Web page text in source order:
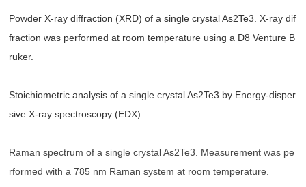
Powder X-ray diffraction (XRD) of a single crystal As2Te3. X-ray dif
fraction was performed at room temperature using a D8 Venture B
ruker.
Stoichiometric analysis of a single crystal As2Te3 by Energy-disper
sive X-ray spectroscopy (EDX).
Raman spectrum of a single crystal As2Te3. Measurement was pe
rformed with a 785 nm Raman system at room temperature.